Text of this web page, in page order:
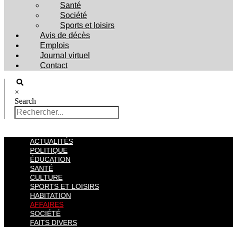
Santé
Société
Sports et loisirs
Avis de décès
Emplois
Journal virtuel
Contact
×
Search
ACTUALITÉS
POLITIQUE
ÉDUCATION
SANTÉ
CULTURE
SPORTS ET LOISIRS
HABITATION
AFFAIRES
SOCIÉTÉ
FAITS DIVERS